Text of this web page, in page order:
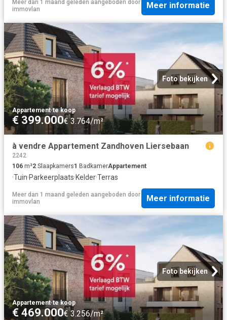
Meer dan 1 maand geleden aangeboden door
immovlan
Meer informatie
Foto bekijken
Appartement·te koop
€ 399.000€ 3.764/m²
à vendre Appartement Zandhoven Liersebaan
2242
106 m²2 Slaapkamers1 BadkamerAppartement
·Tuin·Parkeerplaats·Kelder·Terras
Meer dan 1 maand geleden aangeboden door
immovlan
Meer informatie
Foto bekijken
Appartement·te koop
€ 469.000€ 3.256/m²